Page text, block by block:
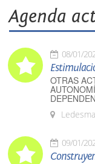
Agenda
08/01/
OTRAS
Ledesma
09/01/